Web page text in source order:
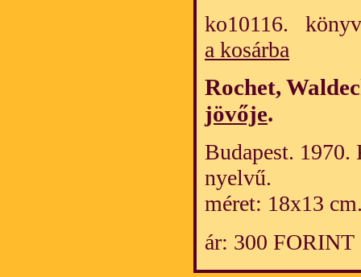
ko10116.
a kosárba
Rochet,
jövője.
Budapest. 1970.
nyelvű.
méret: 18x13
ár: 300 FORINT